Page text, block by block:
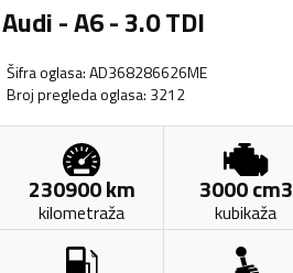
Audi - A6 - 3.0 TDI
Šifra oglasa:AD368286626ME
Broj pregleda oglasa: 3212
230900km
kilometraža
3000cm3
kubikaža